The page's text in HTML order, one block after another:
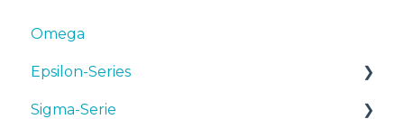
Omega
Epsilon-Series
Bedienungsanleitungen & Downloads
Sigma-Serie